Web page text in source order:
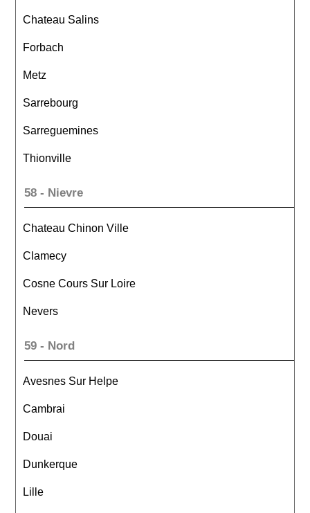
Chateau Salins
Forbach
Metz
Sarrebourg
Sarreguemines
Thionville
58 - Nievre
Chateau Chinon Ville
Clamecy
Cosne Cours Sur Loire
Nevers
59 - Nord
Avesnes Sur Helpe
Cambrai
Douai
Dunkerque
Lille